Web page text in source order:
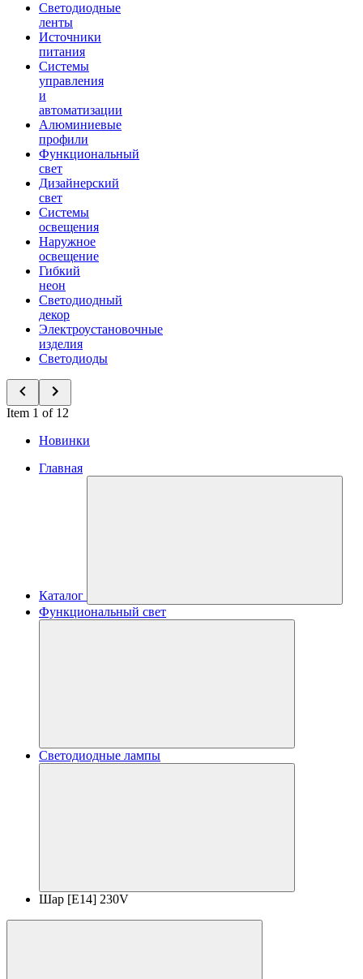
Светодиодные
ленты
Источники
питания
Системы
управления
и
автоматизации
Алюминиевые
профили
Функциональный
свет
Дизайнерский
свет
Системы
освещения
Наружное
освещение
Гибкий
неон
Светодиодный
декор
Электроустановочные
изделия
Светодиоды
Item 1 of 12
Новинки
Главная
Каталог
Функциональный свет
Светодиодные лампы
Шар [E14] 230V